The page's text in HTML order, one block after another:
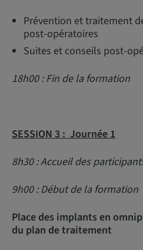
Prévention et traitement
post-opératoires
Suites et conseils post-
18h00 : Fin de la formation
SESSION 3 : Journée 1
8h30 : Accueil des
9h00 : Début de la formation
Place des implants en
du plan de traitement